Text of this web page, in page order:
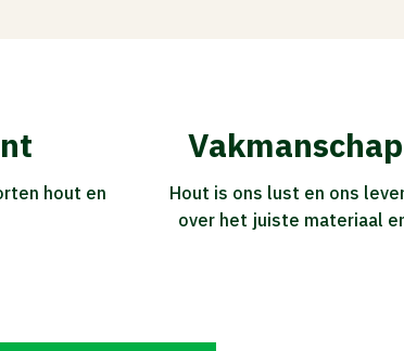
hout en
Hout is ons lust en ons
over het juiste materiaal